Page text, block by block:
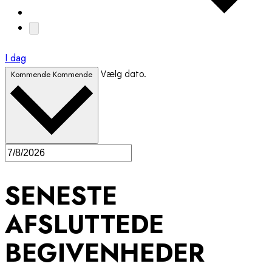
I dag
Kommende Kommende Vælg dato.
SENESTE
AFSLUTTEDE
BEGIVENHEDER